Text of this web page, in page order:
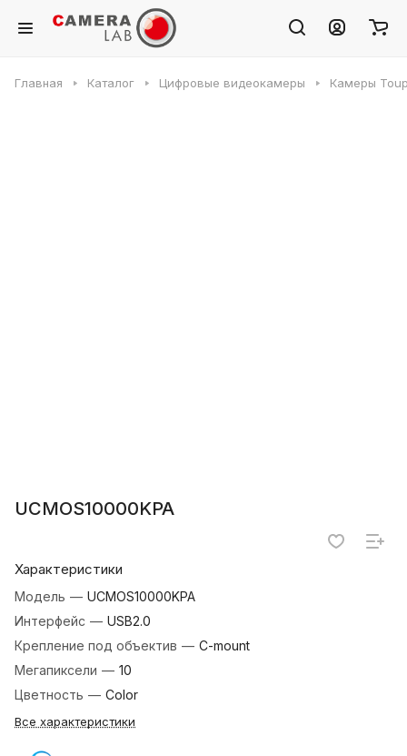
Главная Каталог Цифровые видеокамеры Камеры
UCMOS10000KPA
Характеристики
Модель — UCMOS10000KPA
Интерфейс — USB2.0
Крепление под объектив — C-mount
Мегапиксели — 10
Цветность — Color
Все характеристики